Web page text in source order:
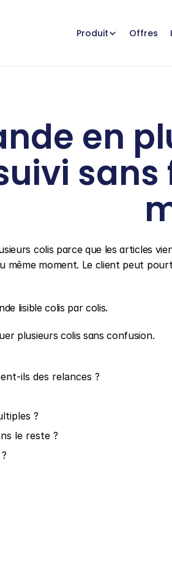
Produit Offres
en
sans
colis parce que les articles
même moment. Le client peut
lisible colis par colis.
plusieurs colis sans confusion.
ils des relances ?
?
le reste ?